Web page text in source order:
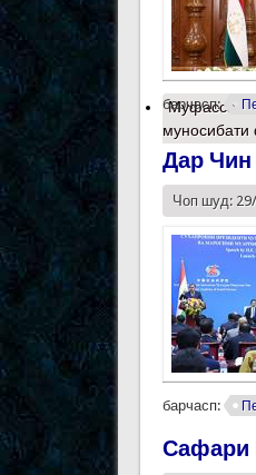
барчасп:
Дар Чин
Чоп шуд:
барчасп:
Сафари